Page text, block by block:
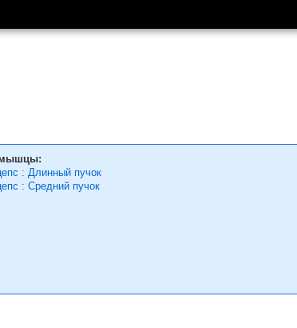
мышцы:
: Длинный пучок
: Средний пучок